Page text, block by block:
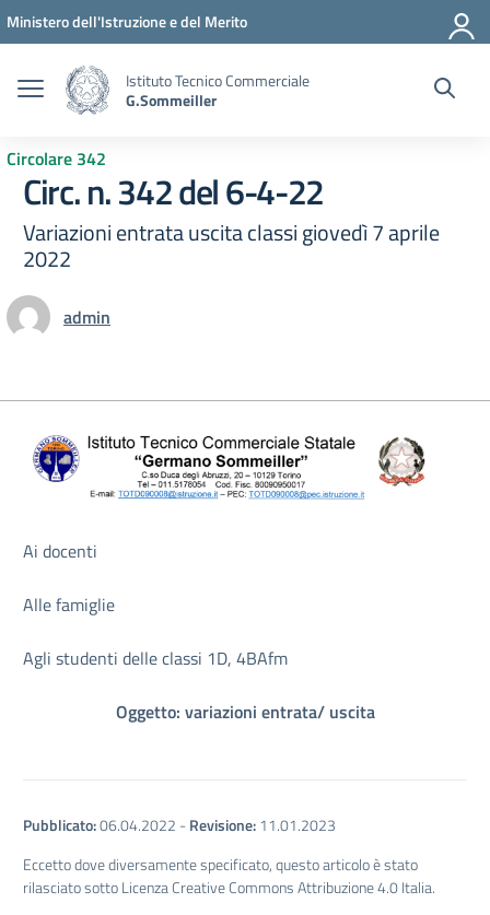
Vai ai contenuti
Vai al menu di navigazione
Vai al footer
Ministero dell'Istruzione e del Merito
Istituto Tecnico Commerciale
G.Sommeiller
Circolare 342
Circ. n. 342 del 6-4-22
Variazioni entrata uscita classi giovedì 7 aprile
2022
admin
Ai docenti
Alle famiglie
Agli studenti delle classi 1D, 4BAfm
Oggetto: variazioni entrata/ uscita
Pubblicato:06.04.2022 -Revisione:11.01.2023
Eccetto dove diversamente specificato, questo articolo è stato
rilasciato sotto Licenza Creative Commons Attribuzione 4.0 Italia.